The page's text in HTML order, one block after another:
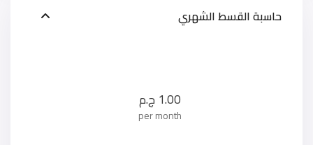
حاسبة القسط الشهري
1.00 ج.م
per month